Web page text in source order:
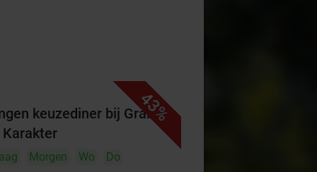
43%
keuzediner bij Grand
Karakter
Morgen Wo
Do